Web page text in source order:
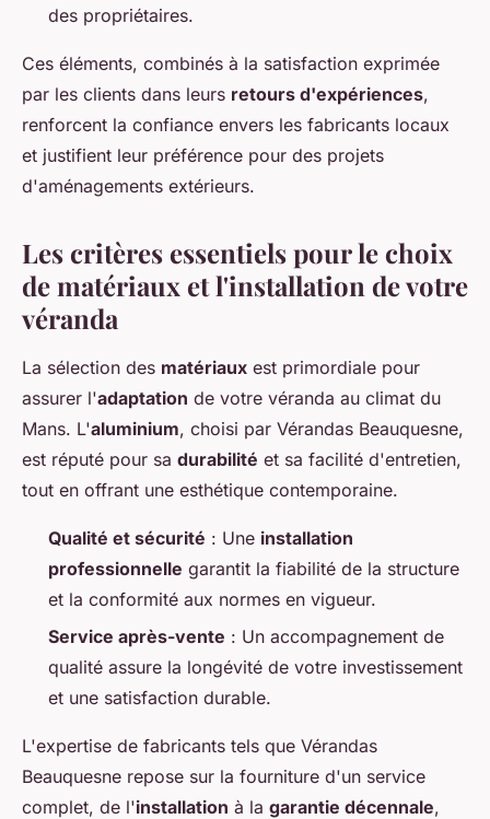
des propriétaires.
Ces éléments, combinés à la satisfaction exprimée
par les clients dans leurs retours d'expériences,
renforcent la confiance envers les fabricants locaux
et justifient leur préférence pour des projets
d'aménagements extérieurs.
Les critères essentiels pour le choix
de matériaux et l'installation de votre
véranda
La sélection des matériaux est primordiale pour
assurer l'adaptation de votre véranda au climat du
Mans. L'aluminium, choisi par Vérandas Beauquesne,
est réputé pour sa durabilité et sa facilité d'entretien,
tout en offrant une esthétique contemporaine.
Qualité et sécurité : Une installation
professionnelle garantit la fiabilité de la structure
et la conformité aux normes en vigueur.
Service après-vente : Un accompagnement de
qualité assure la longévité de votre investissement
et une satisfaction durable.
L'expertise de fabricants tels que Vérandas
Beauquesne repose sur la fourniture d'un service
complet, de l'installation à la garantie décennale,